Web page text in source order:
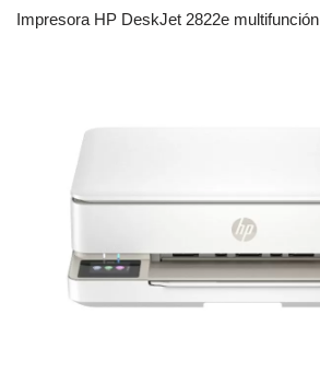
Impresora HP DeskJet 2822e multifunción